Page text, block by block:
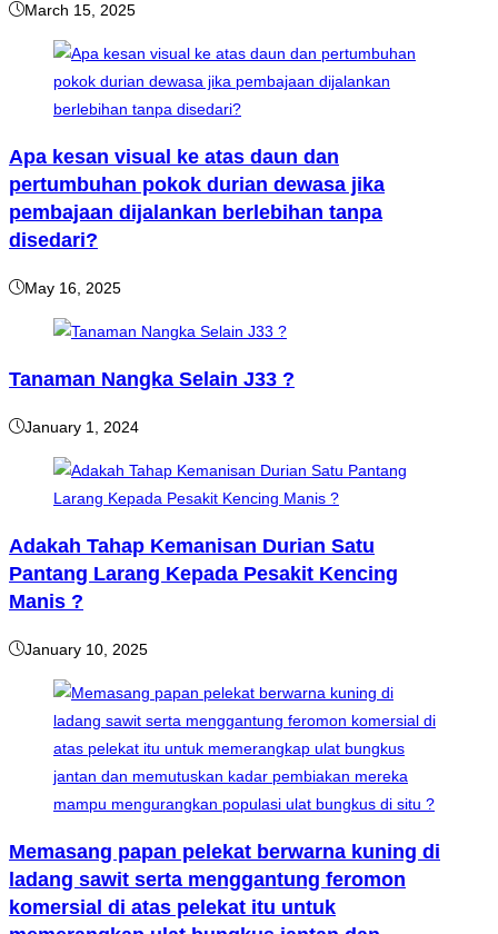
March 15, 2025
Apa kesan visual ke atas daun dan
pertumbuhan pokok durian dewasa jika
pembajaan dijalankan berlebihan tanpa
disedari?
May 16, 2025
Tanaman Nangka Selain J33 ?
January 1, 2024
Adakah Tahap Kemanisan Durian Satu
Pantang Larang Kepada Pesakit Kencing
Manis ?
January 10, 2025
Memasang papan pelekat berwarna kuning di
ladang sawit serta menggantung feromon
komersial di atas pelekat itu untuk